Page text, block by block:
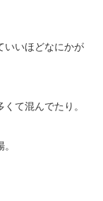
いいほどなにかが
て混んでたり。